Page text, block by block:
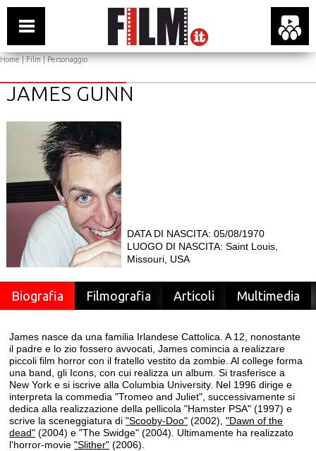
Home|Film| Personaggio
JAMES GUNN
DATA DI NASCITA: 05/08/1970
LUOGO DI NASCITA: Saint Louis,
Missouri, USA
Biografia Filmografia Articoli Multimedia
James nasce da una familia Irlandese Cattolica. A 12, nonostante
il padre e lo zio fossero avvocati, James comincia a realizzare
piccoli film horror con il fratello vestito da zombie. Al college forma
una band, gli Icons, con cui realizza un album. Si trasferisce a
New York e si iscrive alla Columbia University. Nel 1996 dirige e
interpreta la commedia "Tromeo and Juliet", successivamente si
dedica alla realizzazione della pellicola "Hamster PSA" (1997) e
scrive la sceneggiatura di"Scooby-Doo" (2002),"Dawn of the
dead" (2004) e "The Swidge" (2004). Ultimamente ha realizzato
l'horror-movie"Slither" (2006).